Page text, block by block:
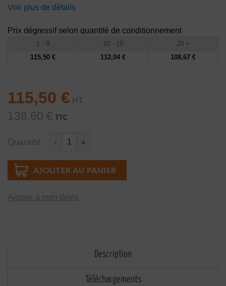
Voir plus de détails
Prix dégressif selon quantité de conditionnement
1 - 9 10 - 19
20 +
115,50 € 112,04 € 108,67 €
115,50 €
138,60 € TTC
Quantité
AJOUTER AU PANIER
Ajouter à mon devis
Description
Téléchargements